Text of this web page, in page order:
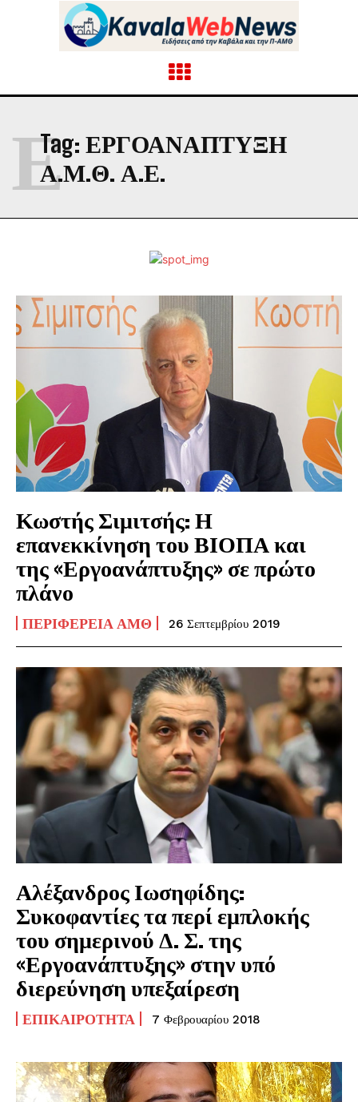
Tag: ΕΡΓΟΑΝΆΠΤΥΞΗ
Α.Μ.Θ. Α.Ε.
Ε
Κωστής Σιμιτσής: Η
επανεκκίνηση του ΒΙΟΠΑ και
της «Εργοανάπτυξης» σε πρώτο
πλάνο
ΠΕΡΙΦΈΡΕΙΑ ΑΜΘ 26 Σεπτεμβρίου 2019
Αλέξανδρος Ιωσηφίδης:
Συκοφαντίες τα περί εμπλοκής
του σημερινού Δ. Σ. της
«Εργοανάπτυξης» στην υπό
διερεύνηση υπεξαίρεση
ΕΠΙΚΑΙΡΌΤΗΤΑ 7 Φεβρουαρίου 2018